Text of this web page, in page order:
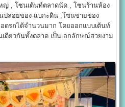
ญ่ , โซนเต้นท์ตลาดนัด , โซนร้านห้อง
ล่อยของ-แบกะดิน ,โซนขายของ
ดรถได้จำนวนมาก โดยออกแบบเต้นท์
ดียวกันทั้งตลาด เป็นเอกลักษณ์สวยงาม